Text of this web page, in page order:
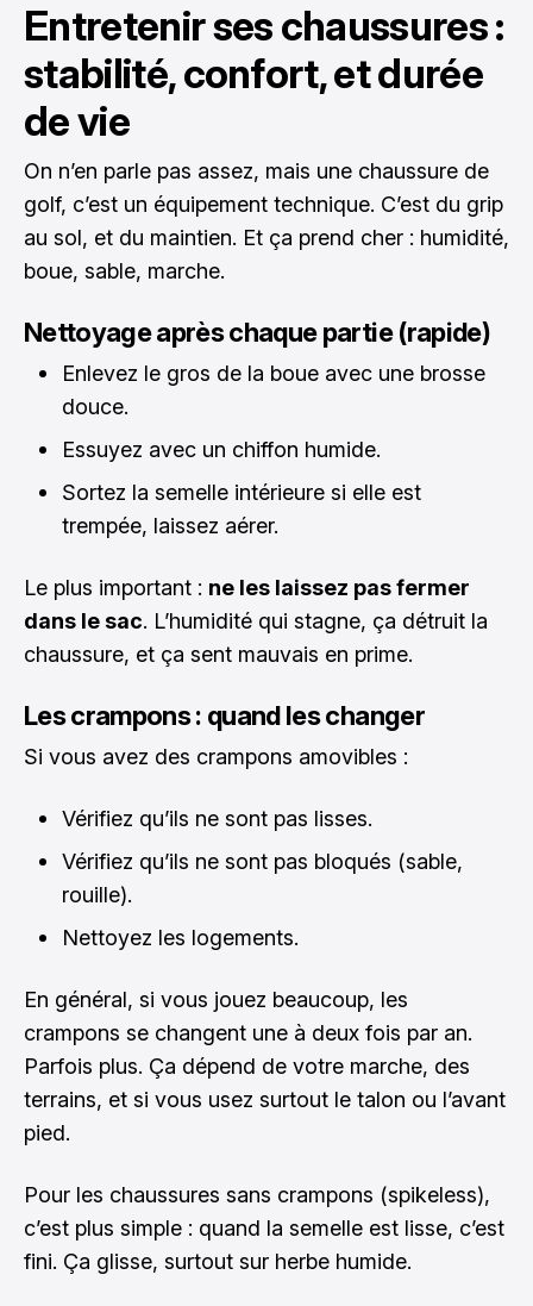
Entretenir ses chaussures :
stabilité, confort, et durée
de vie
On n’en parle pas assez, mais une chaussure de
golf, c’est un équipement technique. C’est du grip
au sol, et du maintien. Et ça prend cher : humidité,
boue, sable, marche.
Nettoyage après chaque partie (rapide)
Enlevez le gros de la boue avec une brosse
douce.
Essuyez avec un chiffon humide.
Sortez la semelle intérieure si elle est
trempée, laissez aérer.
Le plus important : ne les laissez pas fermer
dans le sac. L’humidité qui stagne, ça détruit la
chaussure, et ça sent mauvais en prime.
Les crampons : quand les changer
Si vous avez des crampons amovibles :
Vérifiez qu’ils ne sont pas lisses.
Vérifiez qu’ils ne sont pas bloqués (sable,
rouille).
Nettoyez les logements.
En général, si vous jouez beaucoup, les
crampons se changent une à deux fois par an.
Parfois plus. Ça dépend de votre marche, des
terrains, et si vous usez surtout le talon ou l’avant
pied.
Pour les chaussures sans crampons (spikeless),
c’est plus simple : quand la semelle est lisse, c’est
fini. Ça glisse, surtout sur herbe humide.